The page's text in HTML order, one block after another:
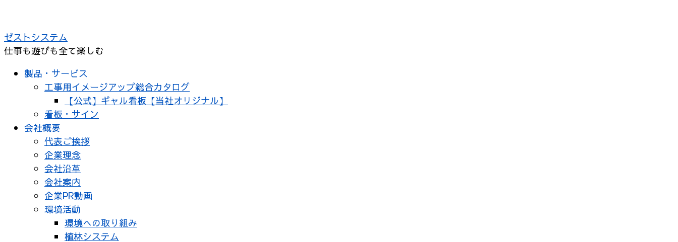
テ
ン
ゼストシステム
仕事も遊びも全て楽しむ
製品・サービス
工事用イメージアップ総合カタログ
【公式】ギャル看板【当社オリジナル】
看板・サイン
会社概要
代表ご挨拶
企業理念
会社沿革
会社案内
企業PR動画
環境活動
環境への取り組み
植林システム